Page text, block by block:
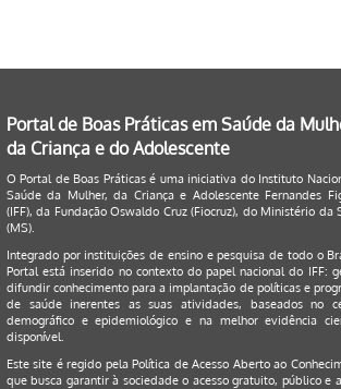
Portal de Boas Práticas em Saúde da
da Criança e do Adolescente
O Portal de Boas Práticas é uma iniciativa do Instituto
Saúde da Mulher, da Criança e Adolescente Fernandes
(IFF), da Fundação Oswaldo Cruz (Fiocruz), do Ministério da
(MS).
Integrado por instituições de ensino e pesquisa de todo o
Portal está inserido no contexto do papel nacional do IFF:
difundir conhecimento para a implantação de políticas e
de saúde inerentes as suas atividades, baseados no
demográfico e epidemiológico e na melhor evidência
disponível.
Este site é regido pelaPolítica de Acesso Aberto ao
que busca garantir à sociedade o acesso gratuito, público e